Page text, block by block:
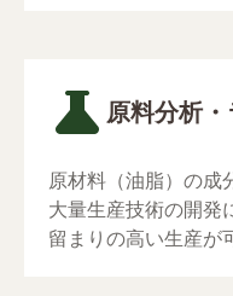
原料分析
原材料（油脂）の成
⼤量⽣産技術の開発
留まりの⾼い生産が